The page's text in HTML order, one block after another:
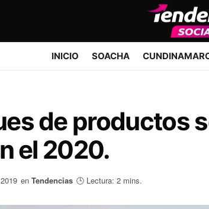
INICIO SOACHA
de productos
el 2020.
en Tendencias 🕒 Lectura: 2 mins.